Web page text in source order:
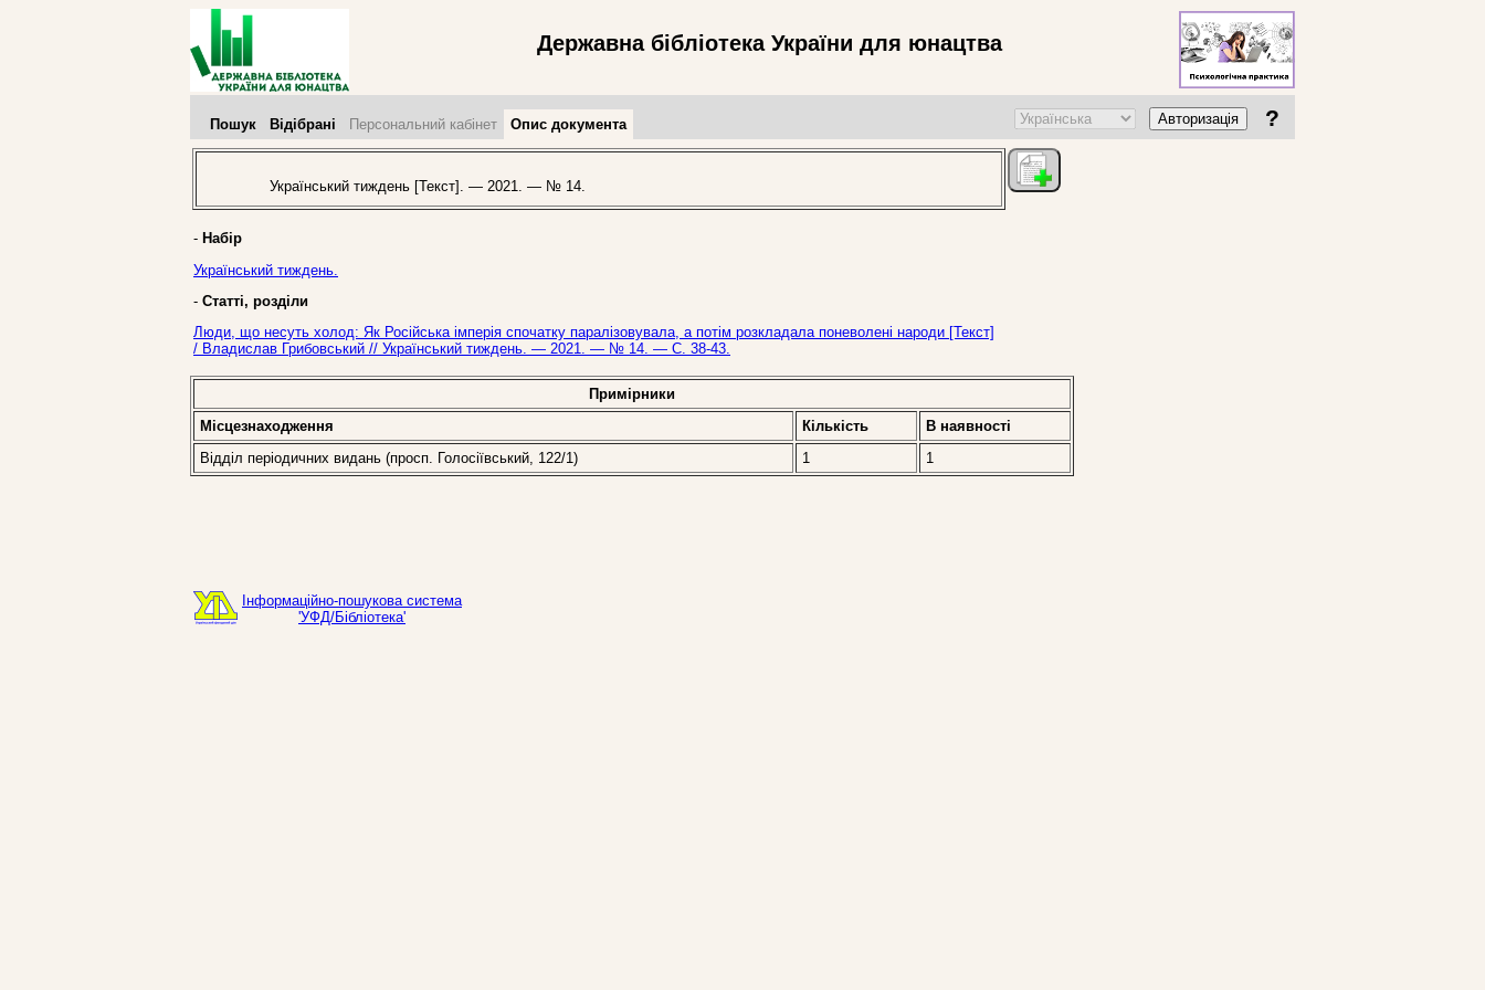
Державна бібліотека України для юнацтва
Пошук Відібрані Персональний кабінет Опис документа Авторизація ?
Український тиждень [Текст]. — 2021. — № 14.
- Набір
Український тиждень.
- Статті, розділи
Люди, що несуть холод: Як Російська імперія спочатку паралізовувала, а потім розкладала поневолені народи [Текст]
/ Владислав Грибовський // Український тиждень. — 2021. — № 14. — С. 38-43.
Примірники
Місцезнаходження
Кількість
В наявностi
Відділ періодичних видань (просп. Голосіївський, 122/1)
1 1
Інформаційно-пошукова система
'УФД/Бібліотека'